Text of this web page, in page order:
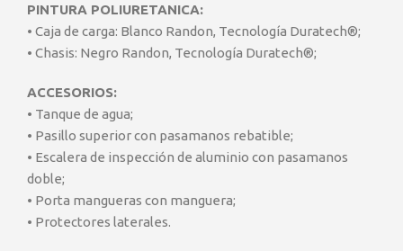
PINTURA POLIURETANICA:
• Caja de carga: Blanco Randon, Tecnología Duratech®;
• Chasis: Negro Randon, Tecnología Duratech®;
ACCESORIOS:
• Tanque de agua;
• Pasillo superior con pasamanos rebatible;
• Escalera de inspección de aluminio con pasamanos
doble;
• Porta mangueras con manguera;
• Protectores laterales.